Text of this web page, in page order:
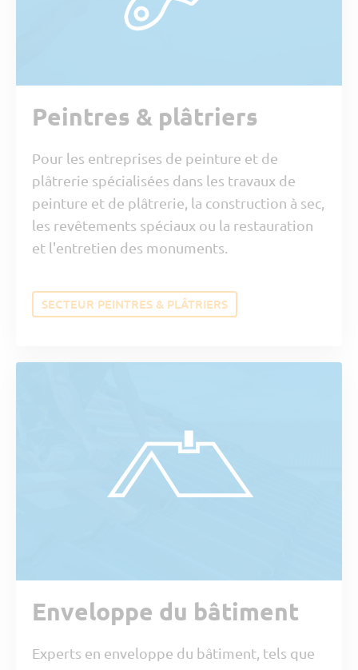
Peintres & plâtriers
Pour les entreprises de peinture et de
plâtrerie spécialisées dans les travaux de
peinture et de plâtrerie, la construction à sec,
les revêtements spéciaux ou la restauration
et l'entretien des monuments.
SECTEUR PEINTRES & PLÂTRIERS
Enveloppe du bâtiment
Experts en enveloppe du bâtiment, tels que